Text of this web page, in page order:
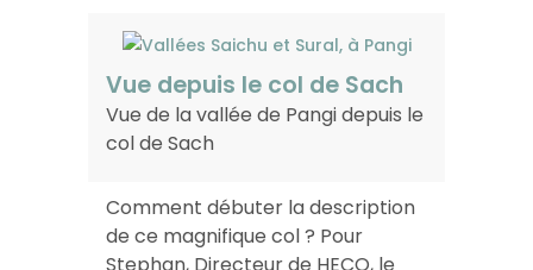
Vue depuis le col de Sach
Vue de la vallée de Pangi depuis le
col de Sach
Comment débuter la description
de ce magnifique col ? Pour